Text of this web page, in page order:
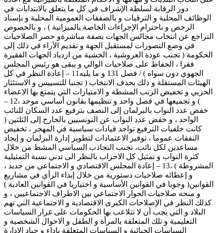
دور الرقابة لسلطة الإشراف في كل ما يتعلق بالانتدابات في
الوظائف المحلية و الترقيات و بالصفقات العمومية المحلية و بإسناد
الرخص و باحترام الإجراءات الخاصة بالميزانية ) ، و بالخصوص
التراجع عن انتخاب مجالس الجھات بصفة مباشرةو حصر الصلاحيات
في وضع التصورات لمستقبل الجھة و تقديم الآراء في ذلك إلى
الحكومة ( تجنب عودة العروشية ، الخشية من ازدياد الجھات الفقيرة
فقرا ، الحفاظ على صلاحيات الوالي و يبقى ھو رئيس المجلس
الجھوي دون سواه ) / فصل 131 و ما يليه11 – إعادة النظر في كل
الھيئات المستقلة و ذلك بحذف الانتخاب ( تجنبا للتسييس و الاستئثار
الحزبي و تخفيض الرتب المشطة و الامتيازات التي يتمتع بھا الاعضاء
) و تجميعھا في فصل واحد و تنظيمھا بقانون أساسي موحد ،12 –
خفض عدد النواب بالبرلمان إلى النصف بترفيع عدد السكان للنائب
الواحد ، و خفض عدد النواب عن التونسيين بالخارج إلى الثلثين (
كانت خلفيات الترفيع تواجد قيادات سياسية في المھجر ، تخفيض
النفقات عموما ، توفير الاعتمادات لتطوير إدارة البرلمان و إيجاد
مساعدين لكل نائب، تجنب التجاذب السياسي المشط من خلال
كثرة النواب و تمثيل كل الاحزاب بالنظر الى تدني نسبة التمثيلية
المشروطة ) ،13 – إعادة المجلس الاقتصادي و الاجتماعي من جديد ،
و إعطائه صلاحيات دستورية من خلال إبداء الرأي في مشاريع
القوانين( وجوبا في القوانين الأساسية و اختياريا في القوانين العادية )
و منحه صلاحيات الحوار الاجتماعي بين الاطراف الاجتماعيين ، و
كذلك النظر في الإصلاحات الكبرى الاقتصادية و الاجتماعية التي تھم
البلاد و التي يجب أن لا تتلاعب بھا الحكومات على غرار السياسات
التعليمية و تلك المتعلقة بالمرأة و الطفل و الاحوال الشخصية و
السياسات الجبائية و السياسات المتعلقة باداء و حياد الإدارة